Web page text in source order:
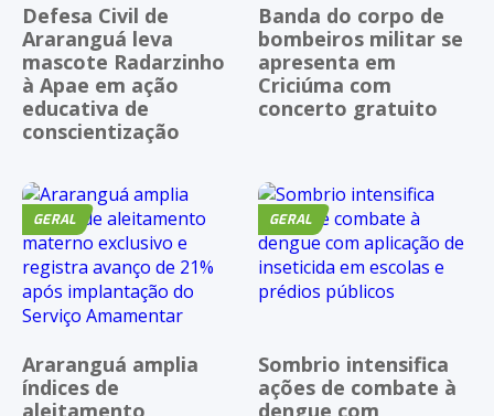
Defesa Civil de
Araranguá leva
mascote Radarzinho
à Apae em ação
educativa de
conscientização
Banda do corpo de
bombeiros militar se
apresenta em
Criciúma com
concerto gratuito
GERAL
Araranguá amplia
índices de
aleitamento
GERAL
Sombrio intensifica
ações de combate à
dengue com